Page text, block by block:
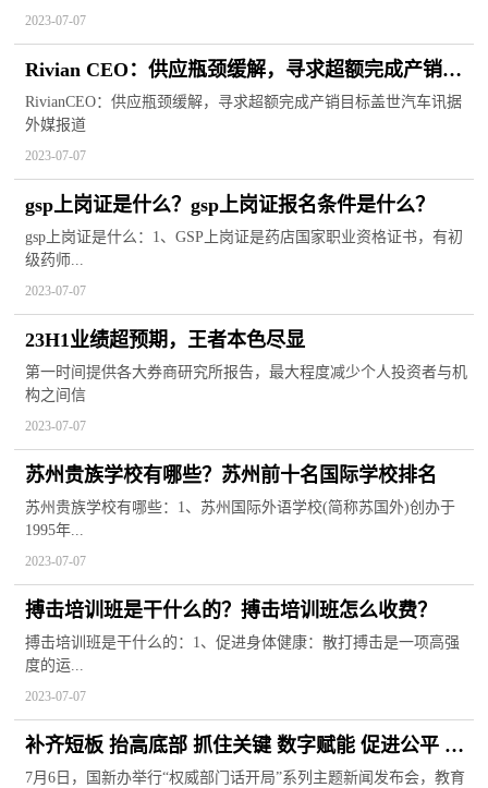
2023-07-07
Rivian CEO：供应瓶颈缓解，寻求超额完成产销目
标
RivianCEO：供应瓶颈缓解，寻求超额完成产销目标盖世汽车讯据
外媒报道
2023-07-07
gsp上岗证是什么？gsp上岗证报名条件是什么？
gsp上岗证是什么：1、GSP上岗证是药店国家职业资格证书，有初
级药师...
2023-07-07
23H1业绩超预期，王者本色尽显
第一时间提供各大券商研究所报告，最大程度减少个人投资者与机
构之间信
2023-07-07
苏州贵族学校有哪些？苏州前十名国际学校排名
苏州贵族学校有哪些：1、苏州国际外语学校(简称苏国外)创办于
1995年...
2023-07-07
搏击培训班是干什么的？搏击培训班怎么收费？
搏击培训班是干什么的：1、促进身体健康：散打搏击是一项高强
度的运...
2023-07-07
补齐短板 抬高底部 抓住关键 数字赋能 促进公平 多
措并举推动义务教育优质均衡发展（权威部门话开
7月6日，国新办举行“权威部门话开局”系列主题新闻发布会，教育